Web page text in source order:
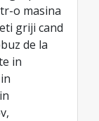
o masina
griji cand
de la
in